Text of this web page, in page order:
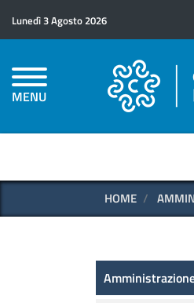
Lunedì 3 Agosto 2026
MENU
HOME